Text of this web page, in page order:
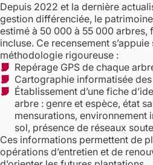
Depuis 2022 et la dernière
gestion différenciée, le
estimé à 50 000 à 55 000 arbres,
incluse. Ce recensement s’appuie
méthodologie rigoureuse :
Repérage GPS de chaque
Cartographie informatisée
Établissement d’une fiche
arbre : genre et espèce, état
mensurations, environnement
sol, présence de réseaux
Ces informations permettent de
opérations d’entretien et de